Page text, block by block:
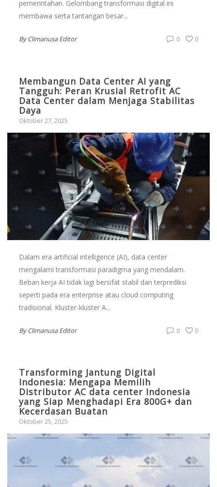
pemerintahan. Gelombang transformasi digital ini
membawa serta tantangan besar...
ByClimanusa Editor 0
0
Membangun Data Center AI yang
Tangguh: Peran Krusial Retrofit AC
Data Center dalam Menjaga Stabilitas
Daya
Oktober 27, 2025
Dalam era artificial intelligence (AI), data center
mengalami transformasi paradigma yang mendalam.
Beban kerja AI tidak lagi bersifat stabil dan terprediksi
seperti pada era enterprise atau cloud computing
tradisional. Kluster-kluster A...
ByClimanusa Editor 0
0
Transforming Jantung Digital
Indonesia: Mengapa Memilih
Distributor AC data center Indonesia
yang Siap Menghadapi Era 800G+ dan
Kecerdasan Buatan
Oktober 25, 2025